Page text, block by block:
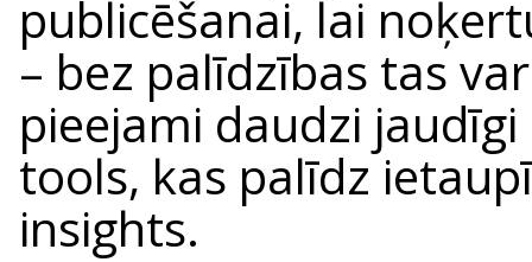
publicēšanai, lai
– bez palīdzības tas
pieejami daudzi
tools, kas palīdz
insights.